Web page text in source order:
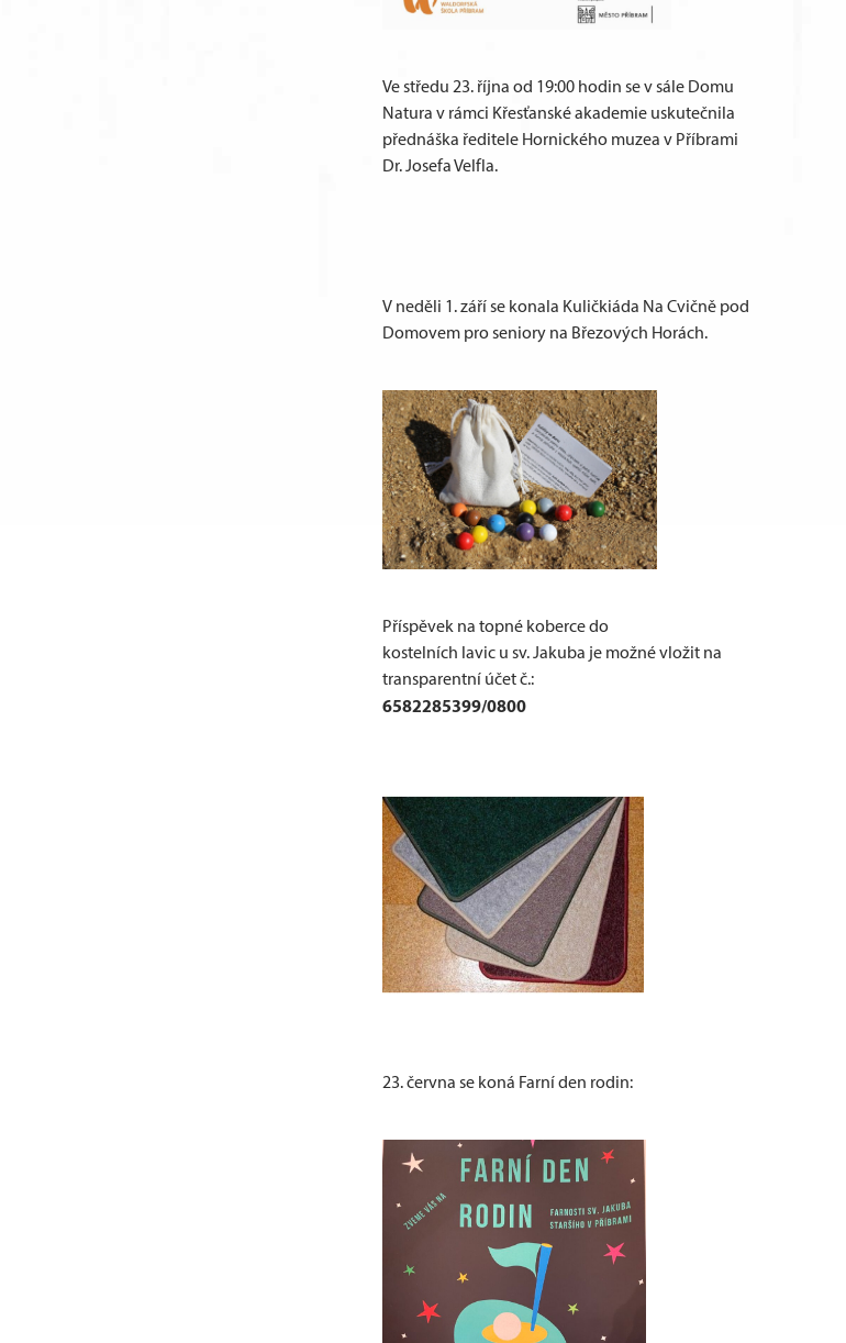
Ve středu 23. října od 19:00 hodin se v sále Domu
Natura v rámci Křesťanské akademie uskutečnila
přednáška ředitele Hornického muzea v Příbrami
Dr. Josefa Velfla.
V neděli 1. září se konala Kuličkiáda Na Cvičně pod
Domovem pro seniory na Březových Horách.
Příspěvek na topné koberce do
kostelních lavic u sv. Jakuba je možné vložit na
transparentní účet č.:
6582285399/0800
23. června se koná Farní den rodin: